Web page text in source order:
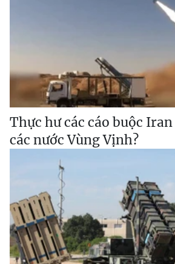
Thực hư các cáo buộc
các nước Vùng Vịnh?